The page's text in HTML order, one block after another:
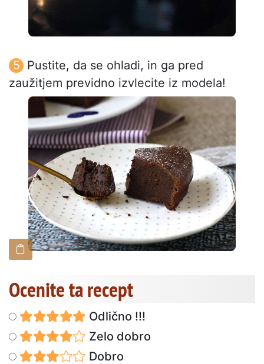
Pustite, da se ohladi, in ga pred
zaužitjem previdno izvlecite iz modela!
Ocenite ta recept
Odlično !!!
Zelo dobro
Dobro